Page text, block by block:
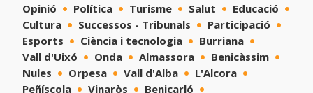
Opinió
Política Turisme Salut
Educació
Cultura
Successos - Tribunals
Participació
Esports
Ciència i tecnologia
Burriana
Vall d'Uixó
Onda Almassora
Benicàssim
Nules
Orpesa Vall d'Alba
L'Alcora
Peñíscola
Vinaròs
Benicarló